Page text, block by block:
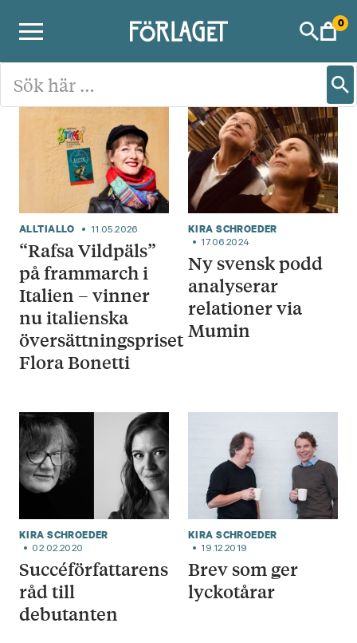
0
ALLTIALLO 11.05.2026
“Rafsa Vildpäls”
på frammarch i
Italien – vinner
nu italienska
översättningspriset
Flora Bonetti
KIRA SCHROEDER
17.06.2024
Ny svensk podd
analyserar
relationer via
Mumin
KIRA SCHROEDER
02.02.2020
Succéförfattarens
råd till
debutanten
KIRA SCHROEDER
19.12.2019
Brev som ger
lyckotårar